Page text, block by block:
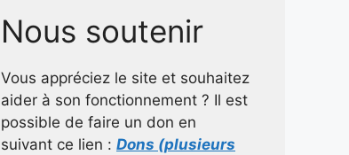
Nous soutenir
Vous appréciez le site et souhaitez
aider à son fonctionnement ? Il est
possible de faire un don en
suivant ce lien : Dons (plusieurs